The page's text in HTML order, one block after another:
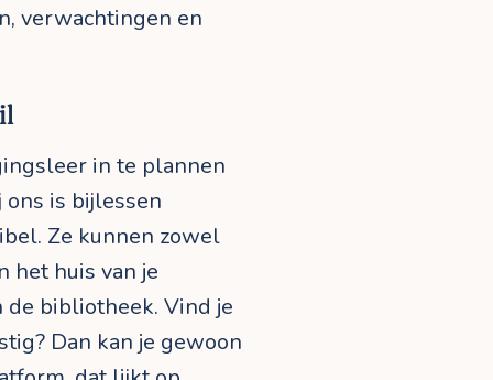
verwachtingen en
in te plannen
ons is bijlessen
Ze kunnen zowel
het huis van je
de bibliotheek. Vind je
Dan kan je gewoon